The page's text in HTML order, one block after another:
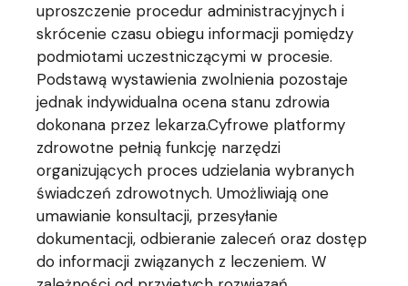
uproszczenie procedur administracyjnych i
skrócenie czasu obiegu informacji pomiędzy
podmiotami uczestniczącymi w procesie.
Podstawą wystawienia zwolnienia pozostaje
jednak indywidualna ocena stanu zdrowia
dokonana przez lekarza.Cyfrowe platformy
zdrowotne pełnią funkcję narzędzi
organizujących proces udzielania wybranych
świadczeń zdrowotnych. Umożliwiają one
umawianie konsultacji, przesyłanie
dokumentacji, odbieranie zaleceń oraz dostęp
do informacji związanych z leczeniem. W